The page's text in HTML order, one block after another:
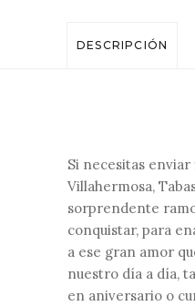
DESCRIPCIÓN
Si necesitas
Villahermosa,
sorprendente
conquistar, para
a ese gran amor
nuestro día a día,
en aniversario o